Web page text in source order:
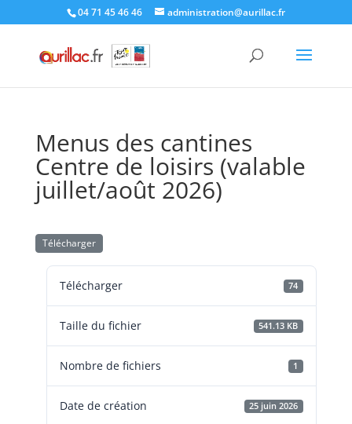
04 71 45 46 46 administration@aurillac.fr
Menus des cantines
Centre de loisirs (valable
juillet/août 2026)
Télécharger
Télécharger 74
Taille du fichier 541.13 KB
Nombre de fichiers 1
Date de création 25 juin 2026